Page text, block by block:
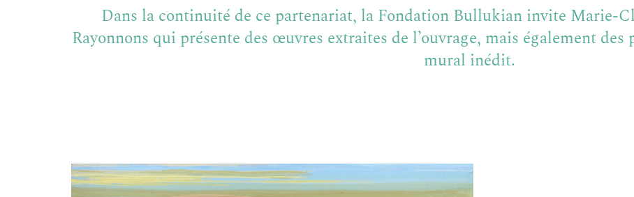
Dans la continuité de ce partenariat, la Fondation Bullukian invite Marie-
Rayonnons qui présente des œuvres extraites de l’ouvrage, mais également des
mural inédit.